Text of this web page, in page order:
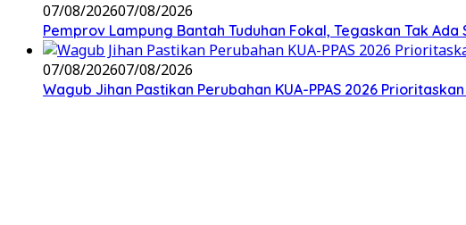
07/08/202607/08/2026
Pemprov Lampung Bantah Tuduhan Fokal, Tegaskan Tak
07/08/202607/08/2026
Wagub Jihan Pastikan Perubahan KUA-PPAS 2026